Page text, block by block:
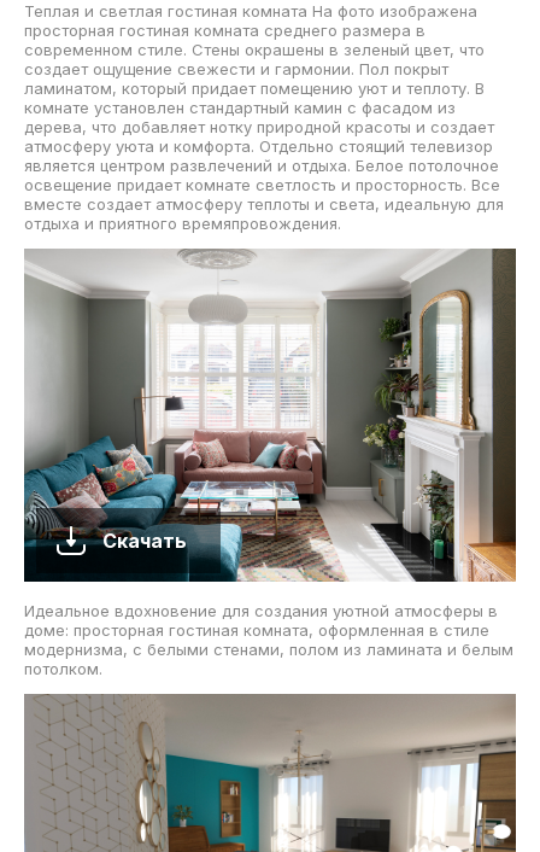
Теплая и светлая гостиная комната На фото изображена
просторная гостиная комната среднего размера в
современном стиле. Стены окрашены в зеленый цвет, что
создает ощущение свежести и гармонии. Пол покрыт
ламинатом, который придает помещению уют и теплоту. В
комнате установлен стандартный камин с фасадом из
дерева, что добавляет нотку природной красоты и создает
атмосферу уюта и комфорта. Отдельно стоящий телевизор
является центром развлечений и отдыха. Белое потолочное
освещение придает комнате светлость и просторность. Все
вместе создает атмосферу теплоты и света, идеальную для
отдыха и приятного времяпровождения.
Скачать
Идеальное вдохновение для создания уютной атмосферы в
доме: просторная гостиная комната, оформленная в стиле
модернизма, с белыми стенами, полом из ламината и белым
потолком.